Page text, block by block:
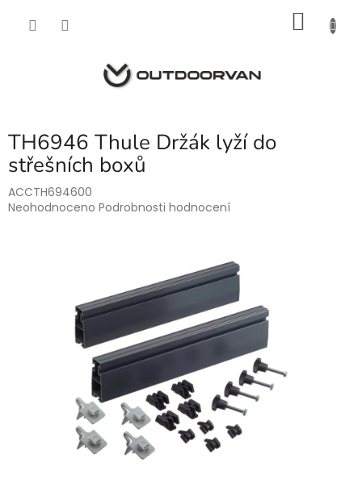
TH6946 Thule Držák lyží do
střešních boxů
ACCTH694600
Průměrné
Neohodnoceno Podrobnosti hodnocení